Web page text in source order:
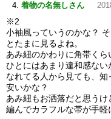
着物の名無しさん 2018
※2
小袖風っていうのかな？
とたまに見るよね。
あみ紐のかわりに角帯く
ひとにはあまり違和感な
なれてる人から見ても、
安いかな？
あみ紐もお洒落だと思う
編んでカラフルな帯が手軽